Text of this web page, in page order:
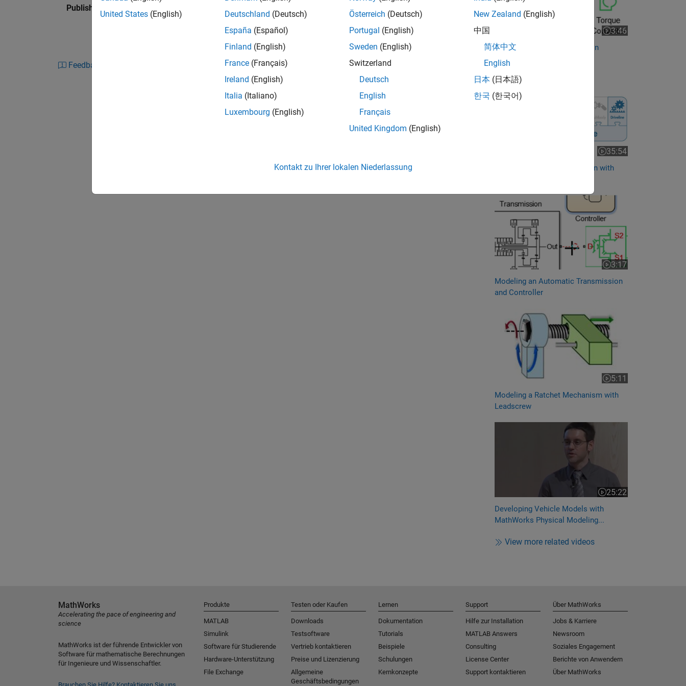
Published: 10 Jun 2016
Feedback
3:46
Video length is 3:46
Modeling a Vehicle Powertrain
RELATED VIDEOS:
35:54
Video length is 35:54
Vehicle Powertrain Simulation with
3:17
Video length is 3:17
Modeling an Automatic Transmission
and Controller
5:11
Video length is 5:11
Modeling a Ratchet Mechanism with
Leadscrew
25:22
Video length is 25:22
Developing Vehicle Models with
MathWorks Physical Modeling...
View more related videos
United States (English)
Deutschland (Deutsch)
España (Español)
Finland (English)
France (Français)
Ireland (English)
Italia (Italiano)
Luxembourg (English)
Österreich (Deutsch)
Portugal (English)
Sweden (English)
Switzerland
Deutsch
English
Français
United Kingdom (English)
New Zealand (English)
中国
简体中文
English
日本 (日本語)
한국 (한국어)
Kontakt zu Ihrer lokalen Niederlassung
MathWorks
Accelerating the pace of engineering and
science
MathWorks ist der führende Entwickler von
Software für mathematische Berechnungen
für Ingenieure und Wissenschaftler.
Produkte
MATLAB
Simulink
Software für Studierende
Hardware-Unterstützung
File Exchange
Testen oder Kaufen
Downloads
Testsoftware
Vertrieb kontaktieren
Preise und Lizenzierung
Allgemeine
Geschäftsbedingungen
Lernen
Dokumentation
Tutorials
Beispiele
Schulungen
Kernkonzepte
Support
Hilfe zur Installation
MATLAB Answers
Consulting
License Center
Support kontaktieren
Über MathWorks
Jobs & Karriere
Newsroom
Soziales Engagement
Berichte von Anwendern
Über MathWorks